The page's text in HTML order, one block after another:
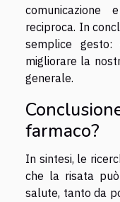
comunicazione
reciproca. In
semplice
migliorare la
generale.
farmaco?
In sintesi, le
che la risata
salute, tanto da